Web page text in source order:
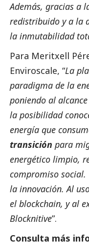
Además, gracias a
redistribuido y a la
la inmutabilidad
Para Meritxell
Enviroscale, “La
paradigma de la
poniendo al
la posibilidad
energía que
transición para
energético limpio,
compromiso social.
la innovación. Al
el blockchain, y al
Blocknitive”.
Consulta más